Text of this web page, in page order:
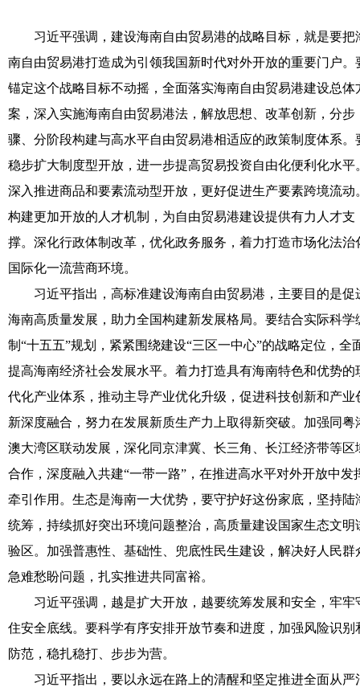
习近平强调，建设海南自由贸易港的战略目标，就是要把
南自由贸易港打造成为引领我国新时代对外开放的重要门户。
锚定这个战略目标不动摇，全面落实海南自由贸易港建设总体
案，深入实施海南自由贸易港法，解放思想、改革创新，分步
骤、分阶段构建与高水平自由贸易港相适应的政策制度体系。
稳步扩大制度型开放，进一步提高贸易投资自由化便利化水平
深入推进商品和要素流动型开放，更好促进生产要素跨境流动
构建更加开放的人才机制，为自由贸易港建设提供有力人才支
撑。深化行政体制改革，优化政务服务，着力打造市场化法治
国际化一流营商环境。
习近平指出，高标准建设海南自由贸易港，主要目的是促
海南高质量发展，助力全国构建新发展格局。要结合实际科学
制“十五五”规划，紧紧围绕建设“三区一中心”的战略定位，全
提高海南经济社会发展水平。着力打造具有海南特色和优势的
代化产业体系，推动主导产业优化升级，促进科技创新和产业
新深度融合，努力在发展新质生产力上取得新突破。加强同粤
澳大湾区联动发展，深化同京津冀、长三角、长江经济带等区
合作，深度融入共建“一带一路”，在推进高水平对外开放中发
牵引作用。生态是海南一大优势，要守护好这份家底，坚持陆
统筹，持续抓好突出环境问题整治，高质量建设国家生态文明
验区。加强普惠性、基础性、兜底性民生建设，解决好人民群
急难愁盼问题，扎实推进共同富裕。
习近平强调，越是扩大开放，越要统筹发展和安全，牢牢
住安全底线。要科学有序安排开放节奏和进度，加强风险识别
防范，稳扎稳打、步步为营。
习近平指出，要以永远在路上的清醒和坚定推进全面从严